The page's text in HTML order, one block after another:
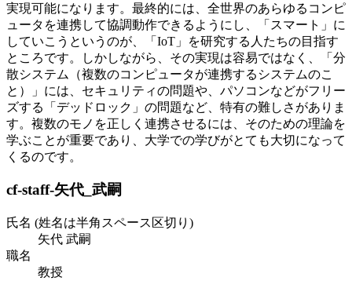
実現可能になります。最終的には、全世界のあらゆるコンピ
ュータを連携して協調動作できるようにし、「スマート」に
していこうというのが、「IoT」を研究する人たちの目指す
ところです。しかしながら、その実現は容易ではなく、「分
散システム（複数のコンピュータが連携するシステムのこ
と）」には、セキュリティの問題や、パソコンなどがフリー
ズする「デッドロック」の問題など、特有の難しさがありま
す。複数のモノを正しく連携させるには、そのための理論を
学ぶことが重要であり、大学での学びがとても大切になって
くるのです。
cf-staff-矢代_武嗣
氏名 (姓名は半角スペース区切り)
矢代 武嗣
職名
教授